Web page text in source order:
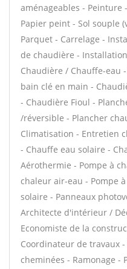
aménageables - Peinture
Papier peint - Sol souple
Parquet - Carrelage -
de chaudière -
Chaudière / Chauffe-eau
bain clé en main -
- Chaudière Fioul -
/réversible - Plancher
Climatisation - Entretien
- Chauffe eau solaire -
Aérothermie - Pompe à
chaleur air-eau - Pompe
solaire - Panneaux
Architecte d'intérieur /
Economiste de la
Coordinateur de travaux
cheminées - Ramonage -